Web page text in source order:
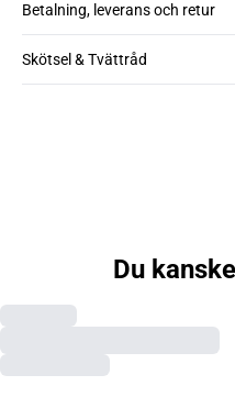
Betalning, leverans och retur
Skötsel & Tvättråd
Du